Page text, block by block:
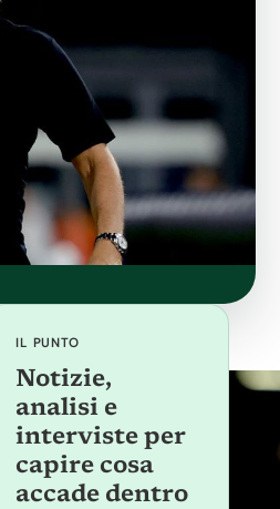
IL PUNTO
Notizie,
analisi e
interviste per
capire cosa
accade dentro